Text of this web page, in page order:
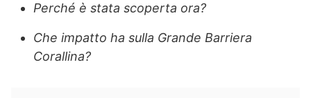
Perché è stata scoperta ora?
Che impatto ha sulla Grande Barriera
Corallina?